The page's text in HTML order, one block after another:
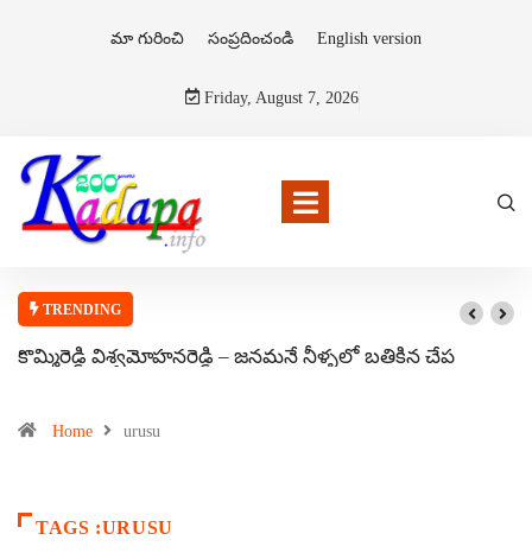
మా గురించి సంప్రదించండి English version
Friday, August 7, 2026
TRENDING
కొమ్మిరెడ్డి విశ్వమోహనరెడ్డి – జనమనే నీళ్ళలో బతికిన చేప
Home urusu
TAGS :URUSU